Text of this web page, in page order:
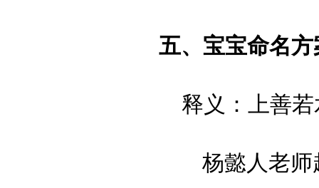
五、宝宝命名方
释义：上善
杨懿人老师